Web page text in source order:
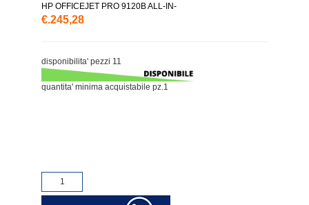
HP OFFICEJET PRO 9120B ALL-IN-
€.245,28
disponibilita' pezzi 11
quantita' minima acquistabile pz.1